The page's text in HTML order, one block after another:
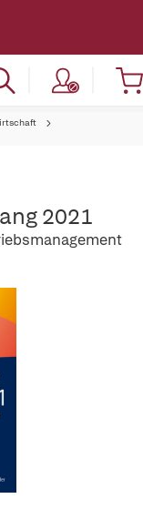
2021